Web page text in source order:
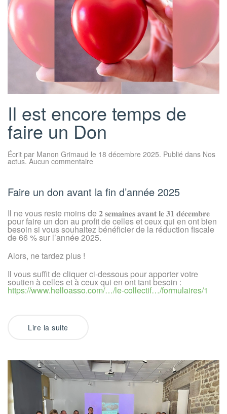
Il est encore temps de
faire un Don
Écrit par Manon Grimaud le 18 décembre 2025. Publié dans Nos
actus. Aucun commentaire
temps
de
un
Don
Faire un don avant la fin d’année 2025
Il ne vous reste moins de 𝟐 𝐬𝐞𝐦𝐚𝐢𝐧𝐞𝐬 𝐚𝐯𝐚𝐧𝐭 𝐥𝐞 𝟑𝟏 𝐝𝐞́𝐜𝐞𝐦𝐛𝐫𝐞
pour faire un don au profit de celles et ceux qui en ont bien
besoin si vous souhaitez bénéficier de la réduction fiscale
de 66 % sur l’année 2025.
Alors, ne tardez plus !
Il vous suffit de cliquer ci-dessous pour apporter votre
soutien à celles et à ceux qui en ont tant besoin :
https://www.helloasso.com/…/le-collectif…/formulaires/1
Lire la suite